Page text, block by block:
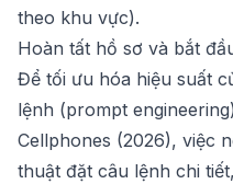
theo khu vực).
Hoàn tất hồ sơ và bắt
Để tối ưu hóa hiệu suất
lệnh (prompt
Cellphones (2026), việc
thuật đặt câu lệnh chi